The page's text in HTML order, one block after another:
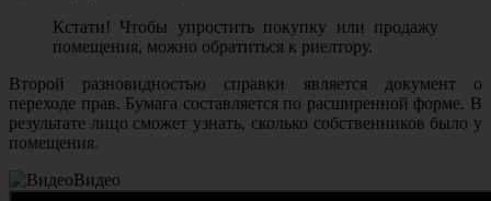
Кстати! Чтобы упростить покупку или продажу
помещения, можно обратиться к риелтору.
Второй разновидностью справки является документ о
переходе прав. Бумага составляется по расширенной форме. В
результате лицо сможет узнать, сколько собственников было у
помещения.
Видео